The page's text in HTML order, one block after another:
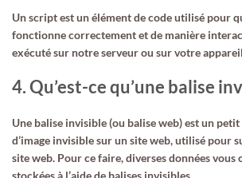
Un script est un élément de code utilisé pour
fonctionne correctement et de manière
exécuté sur notre serveur ou sur votre
4. Qu’est-ce qu’une balise
Une balise invisible (ou balise web) est un
d’image invisible sur un site web, utilisé pour
site web. Pour ce faire, diverses données vous
stockées à l’aide de balises invisibles.